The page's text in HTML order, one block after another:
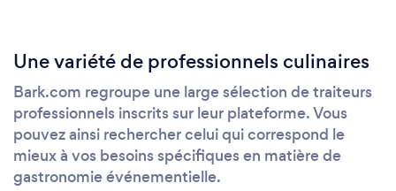
Une variété de professionnels culinaires
Bark.com regroupe une large sélection de traiteurs
professionnels inscrits sur leur plateforme. Vous
pouvez ainsi rechercher celui qui correspond le
mieux à vos besoins spécifiques en matière de
gastronomie événementielle.